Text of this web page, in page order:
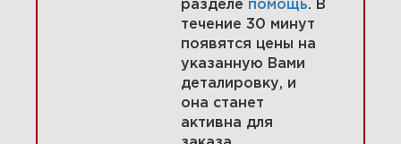
прокладки 49M777-1460-G1
разделе помощь. В
течение 30 минут
появятся цены на
указанную Вами
деталировку, и
она станет
активна для